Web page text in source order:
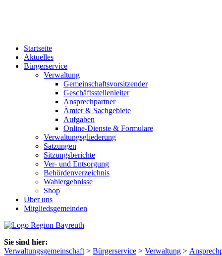
Startseite
Aktuelles
Bürgerservice
Verwaltung
Gemeinschaftsvorsitzender
Geschäftsstellenleiter
Ansprechpartner
Ämter & Sachgebiete
Aufgaben
Online-Dienste & Formulare
Verwaltungsgliederung
Satzungen
Sitzungsberichte
Ver- und Entsorgung
Behördenverzeichnis
Wahlergebnisse
Shop
Über uns
Mitgliedsgemeinden
Sie sind hier:
Verwaltungsgemeinschaft > Bürgerservice > Verwaltung >